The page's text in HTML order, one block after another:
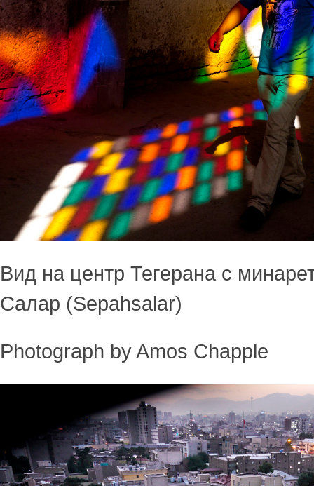
Вид на центр Тегерана с
Салар (Sepahsalar)
Photograph by Amos Chapple